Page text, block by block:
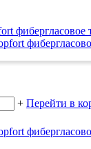
фибергласовое
+ Перейти в